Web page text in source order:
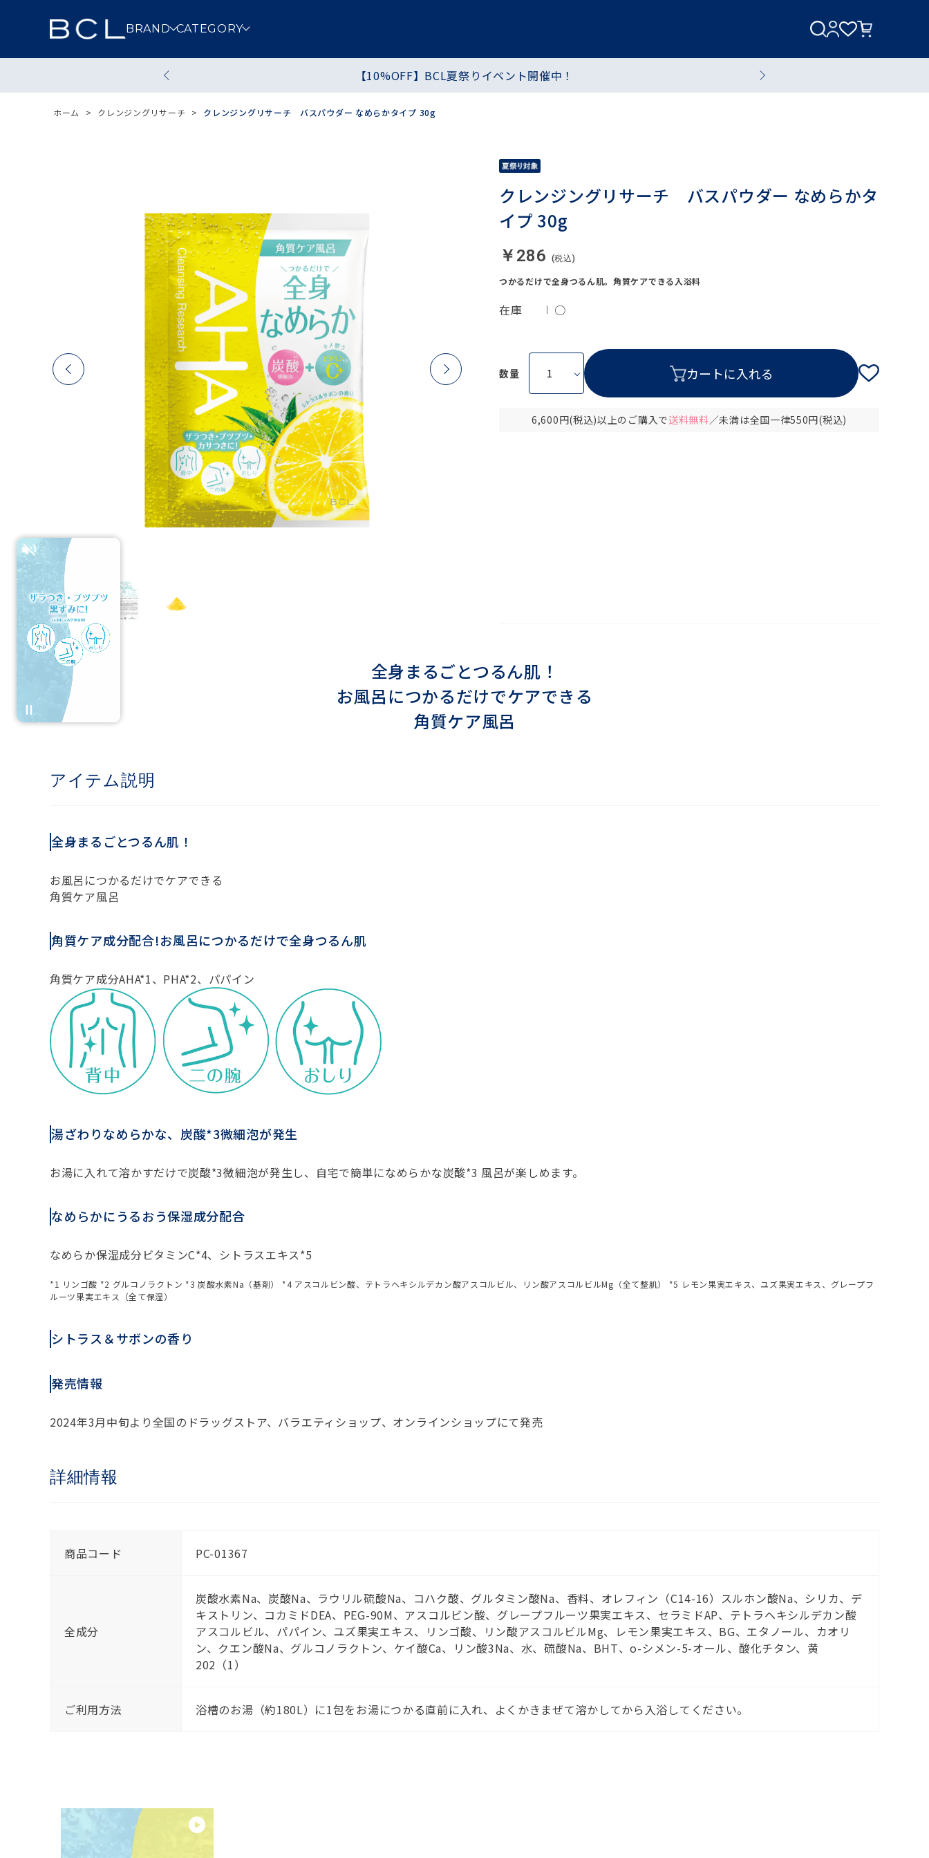
BRAND CATEGORY
スキンケア メイクアップ ヘア・ハンド・ボディ
化粧水・乳液・クリーム
【10%OFF】BCL夏祭りイベント開催中！
ホーム > クレンジングリサーチ > クレンジングリサーチ バスパウダー なめらかタイプ 30g
つかるだけで全身つるん肌。角質ケアできる入浴料
クレンジングリサーチ バスパウダー なめらかタ
イプ 30g
￥286
在庫 ○
数量
6,600円(税込)以上のご購入で送料無料／未満は全国一律550円(税込)
全身まるごとつるん肌！
お風呂につかるだけでケアできる
角質ケア風呂
アイテム説明
全身まるごとつるん肌！
お風呂につかるだけでケアできる
角質ケア風呂
角質ケア成分配合!お風呂につかるだけで全身つるん肌
角質ケア成分AHA*1、PHA*2、パパイン
湯ざわりなめらかな、炭酸*3微細泡が発生
お湯に入れて溶かすだけで炭酸*3微細泡が発生し、自宅で簡単になめらかな炭酸*3 風呂が楽しめます。
なめらかにうるおう保湿成分配合
なめらか保湿成分ビタミンC*4、シトラスエキス*5
*1 リンゴ酸 *2 グルコノラクトン *3 炭酸水素Na（基剤） *4 アスコルビン酸、テトラヘキシルデカン酸アスコルビル、リン酸アスコルビルMg（全て整肌） *5 レモン果実エキス、ユズ果実エキス、グレープフ
ルーツ果実エキス（全て保湿）
シトラス＆サボンの香り
発売情報
2024年3月中旬より全国のドラッグストア、バラエティショップ、オンラインショップにて発売
詳細情報
商品コード PC-01367
全成分
炭酸水素Na、炭酸Na、ラウリル硫酸Na、コハク酸、グルタミン酸Na、香料、オレフィン（C14-16）スルホン酸Na、シリカ、デ
キストリン、コカミドDEA、PEG-90M、アスコルビン酸、グレープフルーツ果実エキス、セラミドAP、テトラヘキシルデカン酸
アスコルビル、パパイン、ユズ果実エキス、リンゴ酸、リン酸アスコルビルMg、レモン果実エキス、BG、エタノール、カオリ
ン、クエン酸Na、グルコノラクトン、ケイ酸Ca、リン酸3Na、水、硫酸Na、BHT、o-シメン-5-オール、酸化チタン、黄
202（1）
ご利用方法 浴槽のお湯（約180L）に1包をお湯につかる直前に入れ、よくかきまぜて溶かしてから入浴してください。